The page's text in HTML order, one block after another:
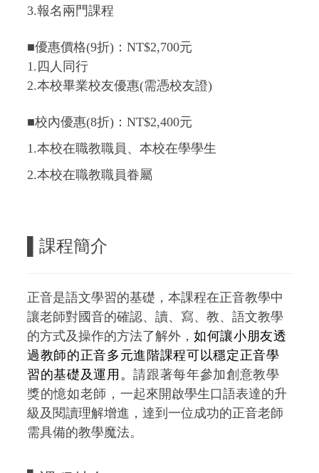
3.報名兩門課程
■優惠價格(9折)：NT$2,700元
1.四人同行
2.本校畢業校友優惠(需憑校友證)
■校內優惠(8折)： NT$2,400元
1.本校在職教職員、本校在學學生
2.本校在職教職員眷屬
課程簡介
正音是語文學習的基礎，本課程在正音教學中
讓老師對國音的確認、讀、寫、教、語文教學
的方式及操作的方法了解外， 如何讓小朋友透
過教師的正音多元進階課程可以穩定正音學
習的基礎及運用。請跟著每年參加創意教學
獎的憶如老師， 一起來開啟學生口語表達的升
級及閱讀理解增進，達到一位成功的正音老師
需具備的教學魔法。